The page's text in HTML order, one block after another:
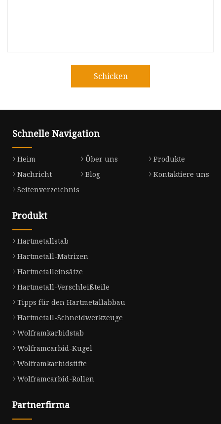
Schicken
Schnelle Navigation
Heim Über uns
Produkte
Nachricht
Blog
Kontaktiere uns
Seitenverzeichnis
Produkt
Hartmetallstab
Hartmetall-Matrizen
Hartmetalleinsätze
Hartmetall-Verschleißteile
Tipps für den Hartmetallabbau
Hartmetall-Schneidwerkzeuge
Wolframkarbidstab
Wolframcarbid-Kugel
Wolframkarbidstifte
Wolframcarbid-Rollen
Partnerfirma